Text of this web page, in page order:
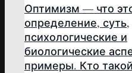
Оптимизм — что
определение, суть,
психологические и
биологические
примеры. Кто